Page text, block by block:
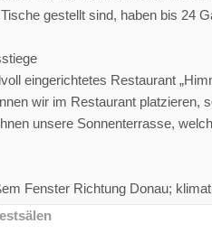
gestellt sind, haben bis 24
eingerichtetes Restaurant
wir im Restaurant platzieren,
unsere Sonnenterrasse,
Fenster Richtung Donau;